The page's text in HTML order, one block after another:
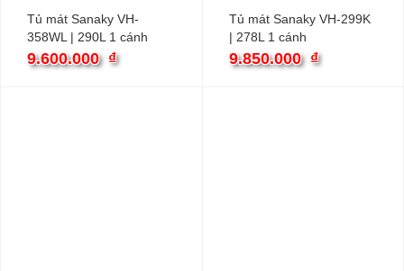
Tủ mát Sanaky VH-
358WL | 290L 1 cánh
9.600.000 ₫
Tủ mát Sanaky VH-299K
| 278L 1 cánh
9.850.000 ₫